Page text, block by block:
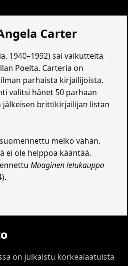
Carter
1940–1992) sai vaikutteita
Poelta. Carteria on
parhaista kirjailijoista.
valitsi hänet 50 parhaan
jälkeisen brittikirjailijan listan
melko vähän.
ei ole helppoa kääntää.
Maaginen lelukauppa
on julkaistu korkealaatuista